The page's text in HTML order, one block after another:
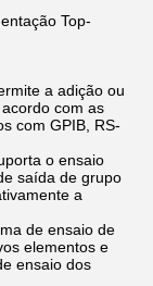
Top-
a adição ou
com as
com GPIB, RS-
o ensaio
saída de grupo
a
de ensaio de
elementos e
ensaio dos